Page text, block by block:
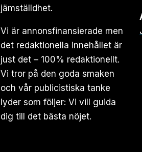
jämställdhet.
Vi är annonsfinansierade men
det redaktionella innehållet är
just det – 100% redaktionellt.
Vi tror på den goda smaken
och vår publicistiska tanke
lyder som följer: Vi vill guida
dig till det bästa nöjet.